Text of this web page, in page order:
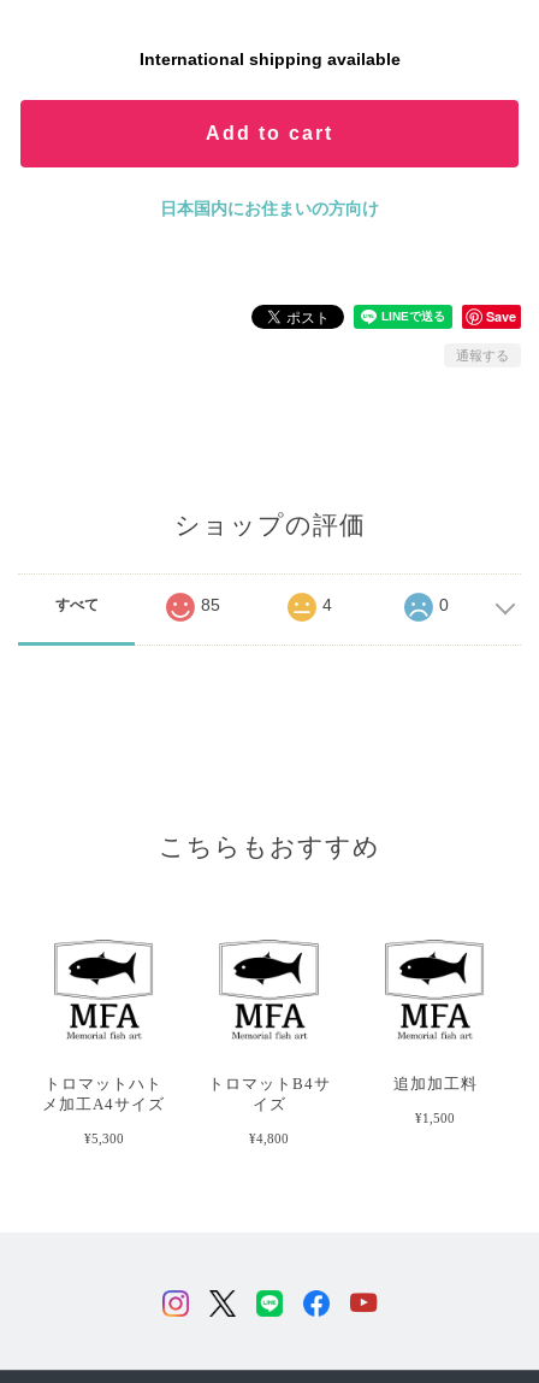
International shipping available
Add to cart
日本国内にお住まいの方向け
Save
通報する
ショップの評価
すべて 85 4 0
こちらもおすすめ
トロマットハト
メ加工A4サイズ
¥5,300
トロマットB4サ
イズ
¥4,800
追加加工料
¥1,500